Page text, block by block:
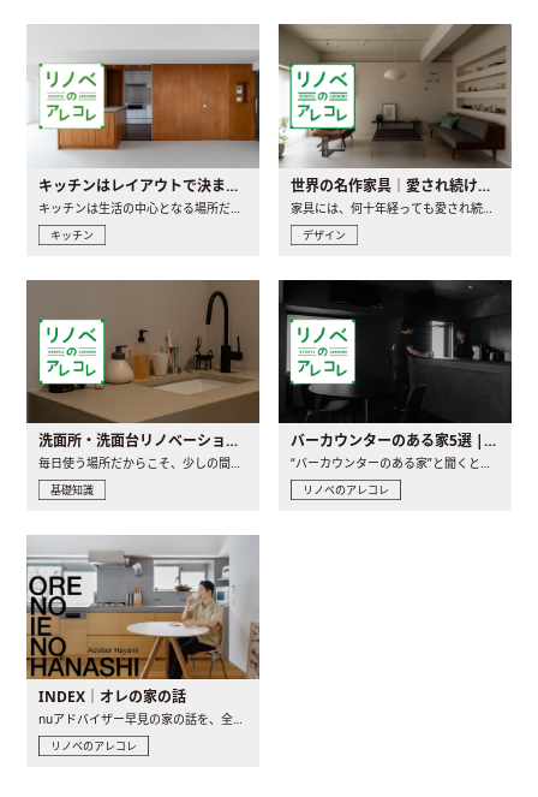
キッチンはレイアウトで決まる。後悔しないための考え方と選び方
キッチンは生活の中心となる場所だからこそ、家の中のどこに置..
キッチン
世界の名作家具｜愛され続ける理由と一生モノとの出会い方
家具には、何十年経っても愛され続ける「名作」と呼ばれるもの..
デザイン
洗面所・洗面台リノベーションの事例と間取りアイデア
毎日使う場所だからこそ、少しの間取りの工夫や素材の選び方で..
基礎知識
バーカウンターのある家5選 | 日常に馴染む“距離の近い”キッチンとは
“バーカウンターのある家”と聞くと、少し特別な、大人のための..
リノベのアレコレ
INDEX｜オレの家の話
nuアドバイザー早見の家の話を、全4話でお届け。リノベーションを..
リノベのアレコレ